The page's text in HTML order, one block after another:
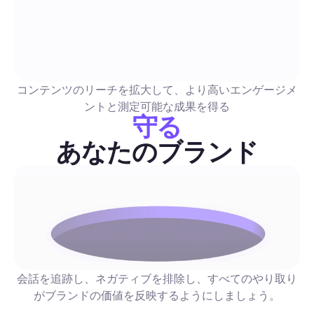
スケジュールワークフロー、DMファネル、正確な指標、時間
て視聴者をリードに変えるための完成済みストーリーテンプレ
インスタグラムストーリーズビュー: 2026年完全ガ
エンゲージメントを高め、視聴者をリードに変えるた
術と自動化
優先された戦術、コピーのテンプレート、A/Bテストのアイデ
を含む実験主導のチェックリストに加え、アウトリーチを安全
ールするステップバイステップの自動化プレイブックを手に入
ょう。Instagramストーリーの視聴をどのようにして返信、DM
ドに変換するか、手動作業を減らしつつ、信頼性を維持する方
コンテンツのリーチを拡大して、より高いエンゲージメ
ントと測定可能な成果を得る
守る
あなたのブランド
会話を追跡し、ネガティブを排除し、すべてのやり取り
がブランドの価値を反映するようにしましょう。